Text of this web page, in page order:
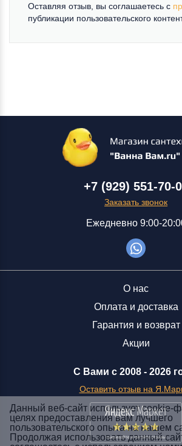
Оставляя отзыв, вы соглашаетесь c
публикации пользовательского
+7 (929) 551-70-
Заказать звонок
Ежедневно 9:00-
С Вами с 2008 - 2026
Оставить отзыв на
О нас
Оплата и доставка
Гарантия и возврат
Акции
Заказать звонок
Данный веб-сайт использует cookie-
целях предоставления вам лучшего
пользовательского опыта на нашем
Продолжая использовать данный